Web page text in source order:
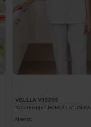
VELILLA V35205
KORTERMET BOMULLSTUNIKA
Nærst: